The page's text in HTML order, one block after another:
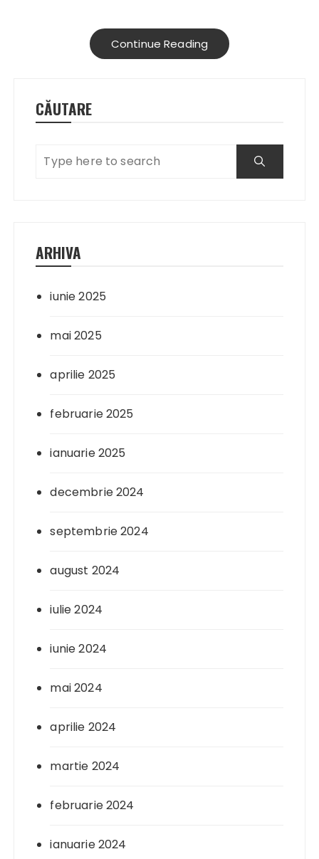
Continue Reading
CĂUTARE
ARHIVA
iunie 2025
mai 2025
aprilie 2025
februarie 2025
ianuarie 2025
decembrie 2024
septembrie 2024
august 2024
iulie 2024
iunie 2024
mai 2024
aprilie 2024
martie 2024
februarie 2024
ianuarie 2024